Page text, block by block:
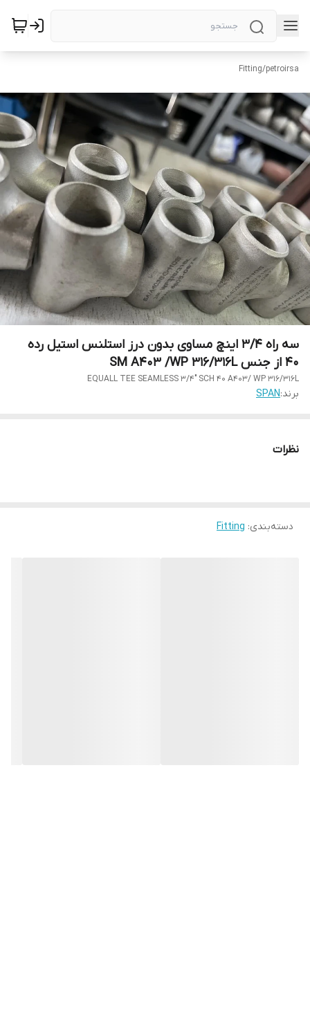
petroirsa
/
Fitting
سه راه 3/4 اینچ مساوی بدون درز استلنس استیل رده
40 از جنس SM A403 /WP 316/316L
EQUALL TEE SEAMLESS 3/4" SCH 40 A403/ WP 316/316L
برند:SPAN
نظرات
دسته‌بندی:
Fitting